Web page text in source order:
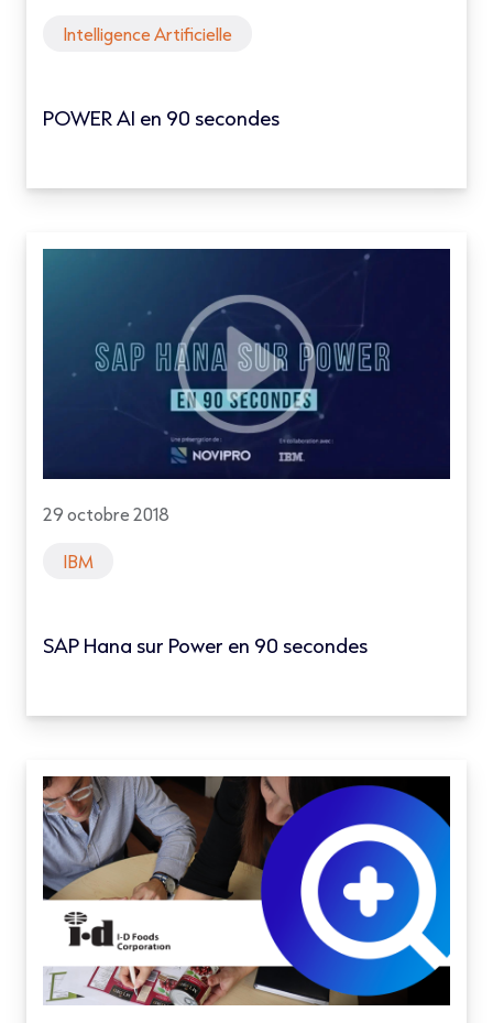
Intelligence Artificielle
POWER AI en 90 secondes
29 octobre 2018
IBM
SAP Hana sur Power en 90 secondes